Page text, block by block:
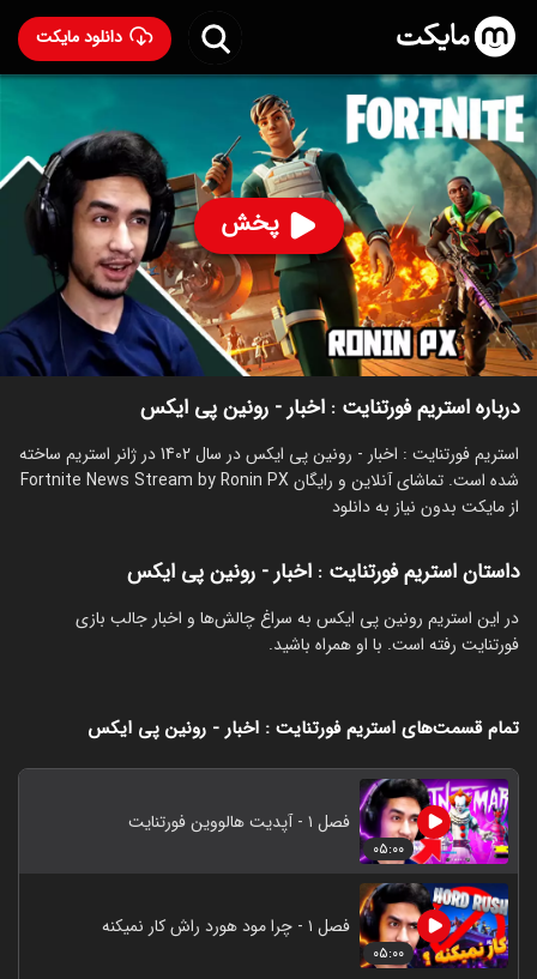
دانلود مایکت
پخش
استریم فورتنایت : اخبار - رونین پی ایکس
۱۰ 75%
ساخت ایران سال 1402
رده سنی ۱۳+
استریم
توضیحات قسمت‌ها سریال‌های مشابه
درباره استریم فورتنایت : اخبار - رونین پی ایکس
استریم فورتنایت : اخبار - رونین پی ایکس در سال 1402 در ژانر استریم ساخته
شده است. تماشای آنلاین و رایگان Fortnite News Stream by Ronin PX
از مایکت بدون نیاز به دانلود
داستان استریم فورتنایت : اخبار - رونین پی ایکس
‏در این استریم رونین پی ایکس به سراغ چالش‌ها و اخبار جالب بازی
فورتنایت رفته است. با او همراه باشید.
تمام قسمت‌های استریم فورتنایت : اخبار - رونین پی ایکس
۰۵:۰۰
فصل ۱ - آپدیت هالووین فورتنایت
۰۵:۰۰
فصل ۱ - چرا مود هورد راش کار نمیکنه